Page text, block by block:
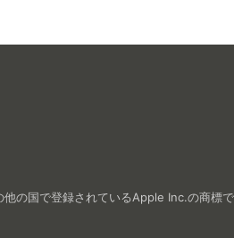
の国で登録されているApple Inc.の商標で